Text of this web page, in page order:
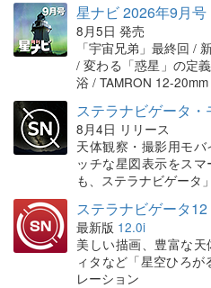
星ナビ 2026年9月号
8月5日 発売
「宇宙兄弟」最終回 /
/ 変わる「惑星」の定
浴 / TAMRON 12-
ステラナビゲータ・
8月4日 リリース
天体観察・撮影用モ
ッチな星図表示をス
も、ステラナビゲータ」
ステラナビゲータ12
最新版 12.0i
美しい描画、豊富な
ィタなど「星空ひろが
レーション